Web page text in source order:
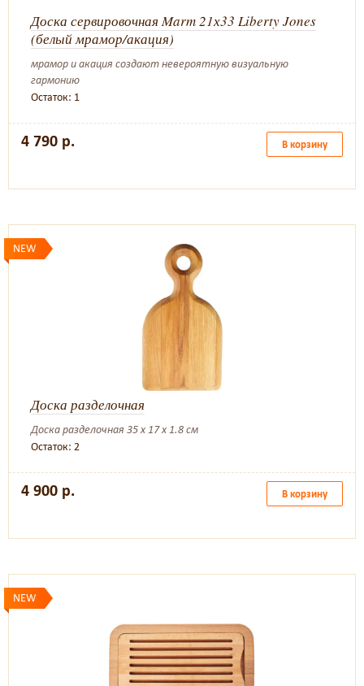
Доска сервировочная Marm 21х33 Liberty Jones
(белый мрамор/акация)
мрамор и акация создают невероятную визуальную
гармонию
Остаток: 1
4 790 р. В корзину
NEW
Доска разделочная
Доска разделочная 35 x 17 x 1.8 см
Остаток: 2
4 900 р. В корзину
NEW